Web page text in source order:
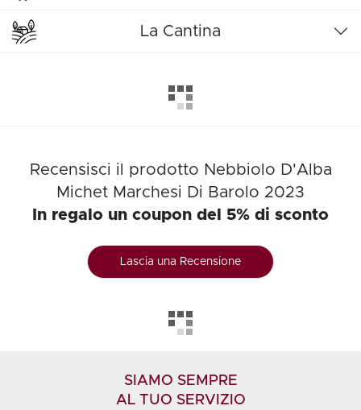
La Cantina
Recensisci il prodotto Nebbiolo D'Alba
Michet Marchesi Di Barolo 2023
In regalo un coupon del 5% di sconto
Lascia una Recensione
SIAMO SEMPRE
AL TUO SERVIZIO